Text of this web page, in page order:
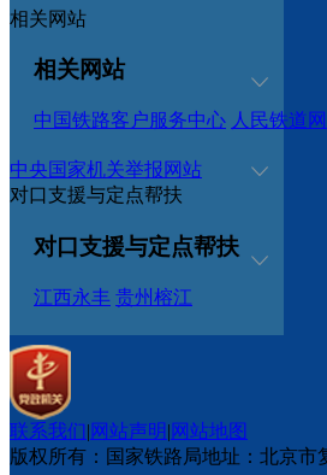
相关网站
相关网站
中国铁路客户服务中心 人民铁道网
中央国家机关举报网站
对口支援与定点帮扶
对口支援与定点帮扶
江西永丰 贵州榕江
联系我们|网站声明|网站地图
版权所有：国家铁路局地址：北京市